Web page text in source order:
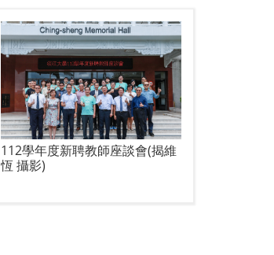
112學年度新聘教師座談會(揭維
恆 攝影)